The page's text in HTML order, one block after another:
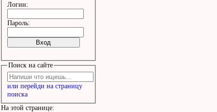
Логин:
Пароль:
Поиск на сайте
или перейди на страницу
поиска
На этой странице: